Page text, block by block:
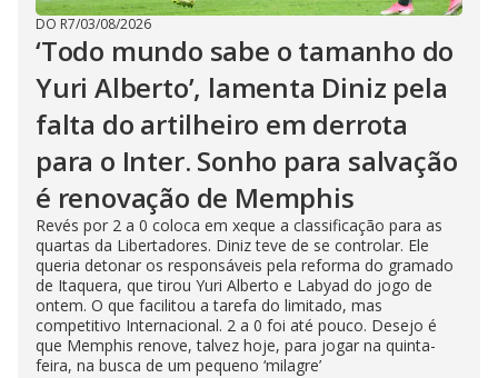
DO R7/03/08/2026
‘Todo mundo sabe o tamanho do
Yuri Alberto’, lamenta Diniz pela
falta do artilheiro em derrota
para o Inter. Sonho para salvação
é renovação de Memphis
Revés por 2 a 0 coloca em xeque a classificação para as
quartas da Libertadores. Diniz teve de se controlar. Ele
queria detonar os responsáveis pela reforma do gramado
de Itaquera, que tirou Yuri Alberto e Labyad do jogo de
ontem. O que facilitou a tarefa do limitado, mas
competitivo Internacional. 2 a 0 foi até pouco. Desejo é
que Memphis renove, talvez hoje, para jogar na quinta-
feira, na busca de um pequeno ‘milagre’